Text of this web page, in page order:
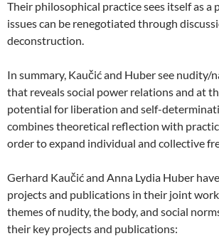
Their philosophical practice sees itself as a
issues can be renegotiated through
deconstruction.
In summary, Kaučić and Huber see nudity/
that reveals social power relations and at
potential for liberation and self-
combines theoretical reflection with
order to expand individual and collective
Gerhard Kaučić and Anna Lydia Huber
projects and publications in their joint
themes of nudity, the body, and social
their key projects and publications: